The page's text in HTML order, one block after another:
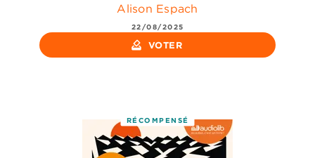
Alison Espach
22/08/2025
how_to_vote VOTER
RÉCOMPENSÉ